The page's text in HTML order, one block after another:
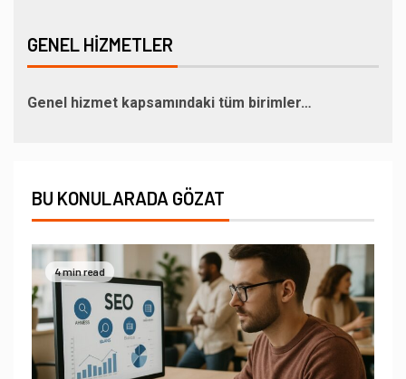
GENEL HIZMETLER
Genel hizmet kapsamındaki tüm birimler…
BU KONULARADA GÖZAT
4 min read